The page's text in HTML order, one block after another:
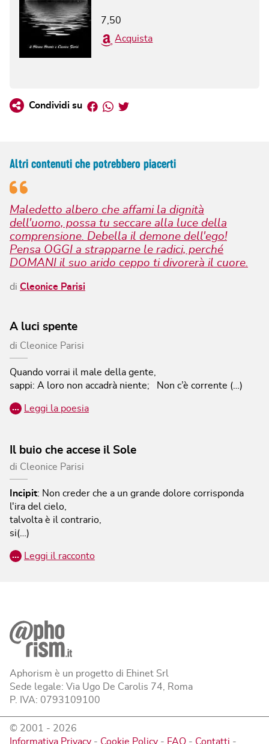
7,50
Acquista
Condividi su Facebook
Whatsapp
Twitter
Altri contenuti che potrebbero piacerti
Maledetto albero che affami la dignità
dell'uomo, possa tu seccare alla luce della
comprensione. Debella il demone dell'ego!
Pensa OGGI a strapparne le radici, perché
DOMANI il suo arido ceppo ti divorerà il cuore.
di Cleonice Parisi
A luci spente
di Cleonice Parisi
Quando vorrai il male della gente,
sappi: A loro non accadrà niente; Non c’è corrente (…)
… Leggi la poesia
Il buio che accese il Sole
di Cleonice Parisi
Incipit: Non creder che a un grande dolore corrisponda
l'ira del cielo,
talvolta è il contrario,
si(…)
… Leggi il racconto
Aphorism è un progetto di Ehinet Srl
Sede legale: Via Ugo De Carolis 74, Roma
P. IVA: 0793109100
© 2001 - 2026
Informativa Privacy - Cookie Policy - FAQ - Contatti -